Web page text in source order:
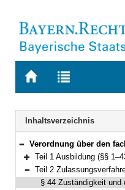
Zur
BAYERN.RECHT
Zur
letzten
Suche
Navigation
Inhaltsverzeichnis
Bereich reduzieren
Verordnung über den fachlichen Schwerpunkt Staatsfinanz
Bereich erweitern
Teil 1 Ausbildung (§§
Bereich reduzieren
Teil 2 Zulassungsverfahren
§ 44 Zuständigkeit